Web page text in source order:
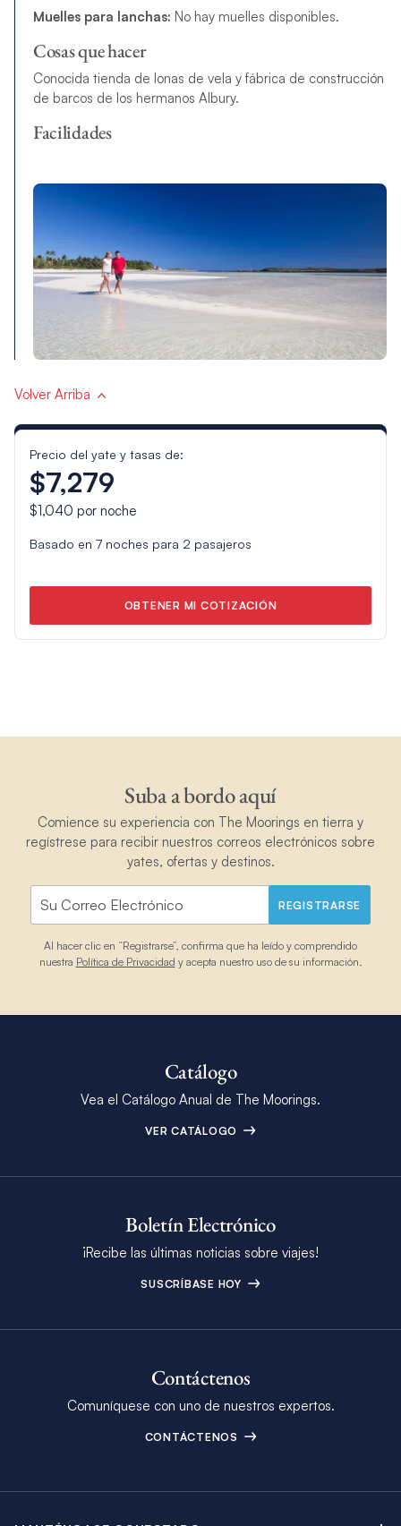
Muelles para lanchas: No hay muelles disponibles.
Cosas que hacer
Conocida tienda de lonas de vela y fábrica de construcción
de barcos de los hermanos Albury.
Facilidades
Volver Arriba
Precio del yate y tasas de:
$7,279
$1,040 por noche
Basado en 7noches para 2 pasajeros
OBTENER MI COTIZACIÓN
Suba a bordo aquí
Comience su experiencia con The Moorings en tierra y
regístrese para recibir nuestros correos electrónicos sobre
yates, ofertas y destinos.
REGISTRARSE
Al hacer clic en “Registrarse”, confirma que ha leído y comprendido
nuestra Política de Privacidad y acepta nuestro uso de su información.
Catálogo
Vea el Catálogo Anual de The Moorings.
VER CATÁLOGO
Boletín Electrónico
¡Recibe las últimas noticias sobre viajes!
SUSCRÍBASE HOY
Contáctenos
Comuníquese con uno de nuestros expertos.
CONTÁCTENOS